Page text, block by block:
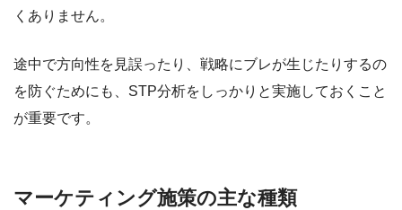
くありません。
途中で方向性を見誤ったり、戦略にブレが生じたりするの
を防ぐためにも、STP分析をしっかりと実施しておくこと
が重要です。
マーケティング施策の主な種類